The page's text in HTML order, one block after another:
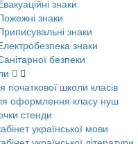
знаки
знаки
знаки
знаки
безпеки
початкової школи класів
оформлення класу нуш
стенди
української мови